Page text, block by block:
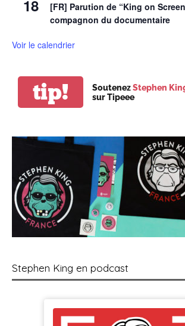
18
[FR] Parution de “King on
compagnon du documentaire
Voir le calendrier
tip! SoutenezStephen
sur Tipeee
Stephen King en podcast